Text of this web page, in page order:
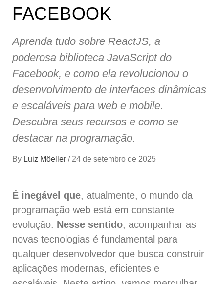
FACEBOOK
Aprenda tudo sobre ReactJS, a
poderosa biblioteca JavaScript do
Facebook, e como ela revolucionou o
desenvolvimento de interfaces dinâmicas
e escaláveis para web e mobile.
Descubra seus recursos e como se
destacar na programação.
By Luiz Möeller / 24 de setembro de 2025
É inegável que, atualmente, o mundo da
programação web está em constante
evolução. Nesse sentido, acompanhar as
novas tecnologias é fundamental para
qualquer desenvolvedor que busca construir
aplicações modernas, eficientes e